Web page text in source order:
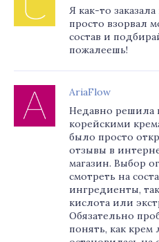
Я как-то
просто взорвал
состав и
пожалеешь!
AriaFlow
Недавно решила
корейскими
было просто
отзывы в
магазин. Выбор
смотреть на
ингредиенты,
кислота или
Обязательно
понять, как крем